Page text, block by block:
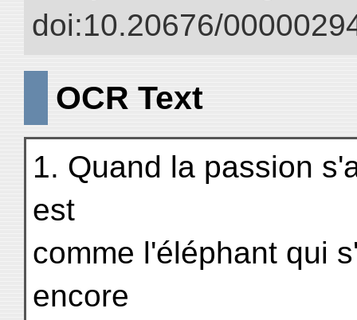
doi:10.20676/
OCR Text
1. Quand la passion
est
comme l'éléphant qui
encore